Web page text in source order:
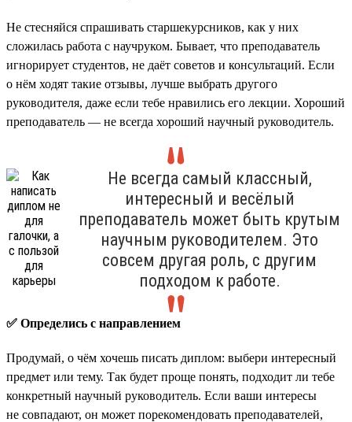
Не стесняйся спрашивать старшекурсников, как у них
сложилась работа с научруком. Бывает, что преподаватель
игнорирует студентов, не даёт советов и консультаций. Если
о нём ходят такие отзывы, лучше выбрать другого
руководителя, даже если тебе нравились его лекции. Хороший
преподаватель — не всегда хороший научный руководитель.
Не всегда самый классный,
интересный и весёлый
преподаватель может быть крутым
научным руководителем. Это
совсем другая роль, с другим
подходом к работе.
✅ Определись с направлением
Продумай, о чём хочешь писать диплом: выбери интересный
предмет или тему. Так будет проще понять, подходит ли тебе
конкретный научный руководитель. Если ваши интересы
не совпадают, он может порекомендовать преподавателей,